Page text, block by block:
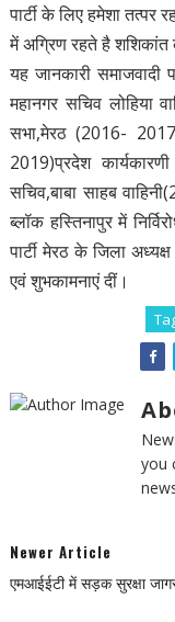
पार्टी के लिए हमेशा तत्पर
में अग्रिण रहते है शशिकांत
यह जानकारी
महानगर सचिव लोहिया
सभा,मेरठ (2016-
2019)प्रदेश
सचिव,बाबा साहब
ब्लॉक हस्तिनापुर में
पार्टी मेरठ के जिला
एवं शुभकामनाएं दीं।
you
Newer Article
एमआईईटी में सड़क सुरक्षा